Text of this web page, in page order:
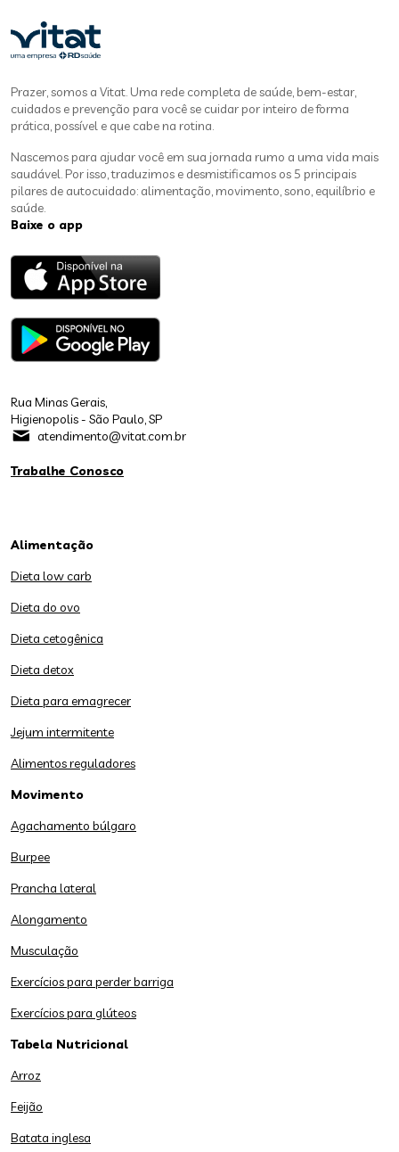
Prazer, somos a Vitat. Uma rede completa de saúde, bem-estar,
cuidados e prevenção para você se cuidar por inteiro de forma
prática, possível e que cabe na rotina.
Nascemos para ajudar você em sua jornada rumo a uma vida mais
saudável. Por isso, traduzimos e desmistificamos os 5 principais
pilares de autocuidado: alimentação, movimento, sono, equilíbrio e
saúde.
Baixe o app
Rua Minas Gerais,
Higienopolis - São Paulo, SP
atendimento@vitat.com.br
Trabalhe Conosco
Alimentação
Dieta low carb
Dieta do ovo
Dieta cetogênica
Dieta detox
Dieta para emagrecer
Jejum intermitente
Alimentos reguladores
Movimento
Agachamento búlgaro
Burpee
Prancha lateral
Alongamento
Musculação
Exercícios para perder barriga
Exercícios para glúteos
Tabela Nutricional
Arroz
Feijão
Batata inglesa